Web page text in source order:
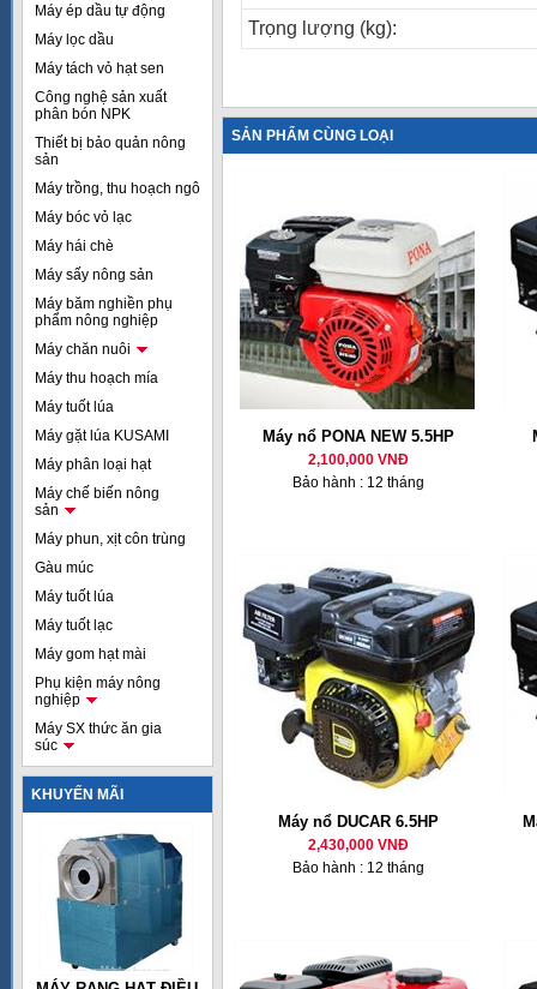
Máy ép dầu tự động
Máy lọc dầu
Máy tách vỏ hạt sen
Công nghệ sản xuất
phân bón NPK
Thiết bị bảo quản nông
sản
Máy trồng, thu hoạch ngô
Máy bóc vỏ lạc
Máy hái chè
Máy sấy nông sản
Máy băm nghiền phụ
phẩm nông nghiệp
Máy chăn nuôi
Máy thu hoạch mía
Máy tuốt lúa
Máy gặt lúa KUSAMI
Máy phân loại hạt
Máy chế biến nông
sản
Máy phun, xịt côn trùng
Gàu múc
Máy tuốt lúa
Máy tuốt lạc
Máy gom hạt mài
Phụ kiện máy nông
nghiệp
Máy SX thức ăn gia
súc
KHUYẾN MÃI
Trọng lượng (kg):
SẢN PHẨM CÙNG LOẠI
Máy nổ PONA NEW 5.5HP
2,100,000 VNĐ
Bảo hành : 12 tháng
Máy nổ DUCAR 6.5HP
2,430,000 VNĐ
Bảo hành : 12 tháng